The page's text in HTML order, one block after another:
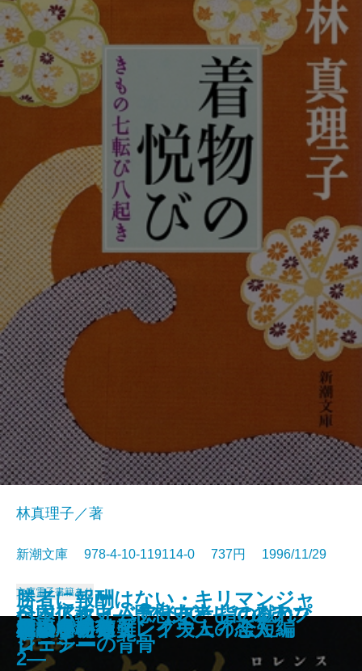
蝶々の纏足・風葬の教室
孤独の歌声
淋しい狩人
6月19日の花嫁
スノーグース
イタリアからの手紙
全国アホ・バカ分布考―はるかな
る言葉の旅路―
きもの
新約聖書を知っていますか
着物の悦び きもの七転び八起き
林真理子／著
新潮文庫 978-4-10-119114-0 737円 1996/11/29
文庫電子書籍あり
完訳 チャタレイ夫人の恋人
ベッドタイムアイズ・指の戯れ・
ジェシーの背骨
ニコライ遭難
櫂
かまいたち
幸福な朝食
日本仏教史―思想史としてのアプ
ローチ―
臓器農場
勝者に報酬はない・キリマンジャ
ロの雪―ヘミングウェイ全短編
2―
柩の中の猫